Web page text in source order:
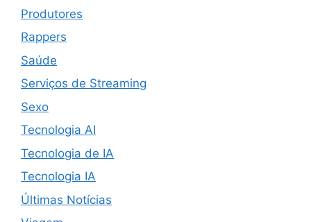
Produtores
Rappers
Saúde
Serviços de Streaming
Sexo
Tecnologia AI
Tecnologia de IA
Tecnologia IA
Últimas Notícias